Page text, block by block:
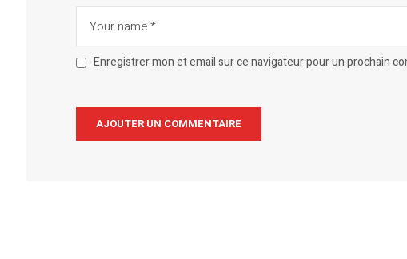
Enregistrer mon et email sur ce navigateur pour un prochain